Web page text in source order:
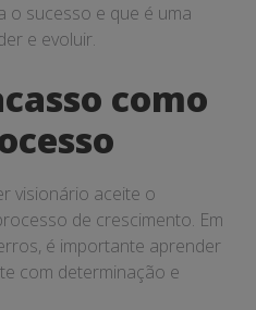
o sucesso e que é uma
e evoluir.
como
visionário aceite o
de crescimento. Em
é importante aprender
com determinação e